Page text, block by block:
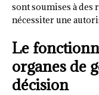
sont soumises à des
nécessiter une
Le
organes de
décision